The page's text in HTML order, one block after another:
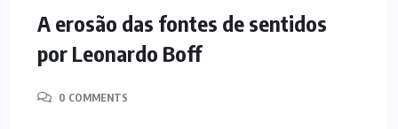
A erosão das fontes de sentidos
por Leonardo Boff
0 COMMENTS